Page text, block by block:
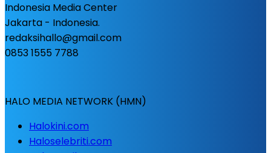
Indonesia Media Center
Jakarta - Indonesia.
redaksihallo@gmail.com
0853 1555 7788
HALO MEDIA NETWORK (HMN)
Halokini.com
Haloselebriti.com